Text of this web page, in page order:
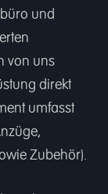
und
von uns
direkt
umfasst
Zubehör).